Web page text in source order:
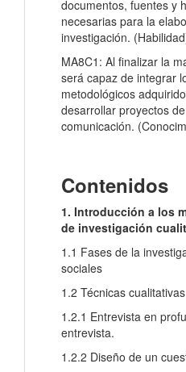
documentos, fuentes y
necesarias para la
investigación.
MA8C1: Al finalizar la
será capaz de integrar
metodológicos
desarrollar proyectos
comunicación.
Contenidos
1. Introducción a los
de investigación
1.1 Fases de la
sociales
1.2 Técnicas
1.2.1 Entrevista en
entrevista.
1.2.2 Diseño de un